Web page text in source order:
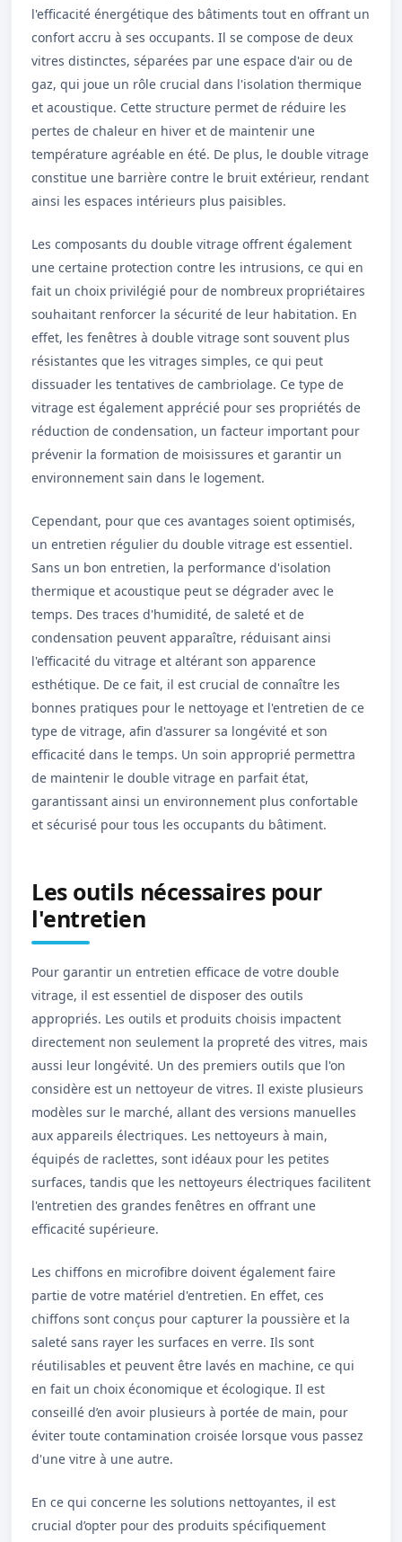
l'efficacité énergétique des bâtiments tout en offrant un
confort accru à ses occupants. Il se compose de deux
vitres distinctes, séparées par une espace d'air ou de
gaz, qui joue un rôle crucial dans l'isolation thermique
et acoustique. Cette structure permet de réduire les
pertes de chaleur en hiver et de maintenir une
température agréable en été. De plus, le double vitrage
constitue une barrière contre le bruit extérieur, rendant
ainsi les espaces intérieurs plus paisibles.
Les composants du double vitrage offrent également
une certaine protection contre les intrusions, ce qui en
fait un choix privilégié pour de nombreux propriétaires
souhaitant renforcer la sécurité de leur habitation. En
effet, les fenêtres à double vitrage sont souvent plus
résistantes que les vitrages simples, ce qui peut
dissuader les tentatives de cambriolage. Ce type de
vitrage est également apprécié pour ses propriétés de
réduction de condensation, un facteur important pour
prévenir la formation de moisissures et garantir un
environnement sain dans le logement.
Cependant, pour que ces avantages soient optimisés,
un entretien régulier du double vitrage est essentiel.
Sans un bon entretien, la performance d'isolation
thermique et acoustique peut se dégrader avec le
temps. Des traces d'humidité, de saleté et de
condensation peuvent apparaître, réduisant ainsi
l'efficacité du vitrage et altérant son apparence
esthétique. De ce fait, il est crucial de connaître les
bonnes pratiques pour le nettoyage et l'entretien de ce
type de vitrage, afin d'assurer sa longévité et son
efficacité dans le temps. Un soin approprié permettra
de maintenir le double vitrage en parfait état,
garantissant ainsi un environnement plus confortable
et sécurisé pour tous les occupants du bâtiment.
Les outils nécessaires pour
l'entretien
Pour garantir un entretien efficace de votre double
vitrage, il est essentiel de disposer des outils
appropriés. Les outils et produits choisis impactent
directement non seulement la propreté des vitres, mais
aussi leur longévité. Un des premiers outils que l'on
considère est un nettoyeur de vitres. Il existe plusieurs
modèles sur le marché, allant des versions manuelles
aux appareils électriques. Les nettoyeurs à main,
équipés de raclettes, sont idéaux pour les petites
surfaces, tandis que les nettoyeurs électriques facilitent
l'entretien des grandes fenêtres en offrant une
efficacité supérieure.
Les chiffons en microfibre doivent également faire
partie de votre matériel d'entretien. En effet, ces
chiffons sont conçus pour capturer la poussière et la
saleté sans rayer les surfaces en verre. Ils sont
réutilisables et peuvent être lavés en machine, ce qui
en fait un choix économique et écologique. Il est
conseillé d’en avoir plusieurs à portée de main, pour
éviter toute contamination croisée lorsque vous passez
d'une vitre à une autre.
En ce qui concerne les solutions nettoyantes, il est
crucial d’opter pour des produits spécifiquement